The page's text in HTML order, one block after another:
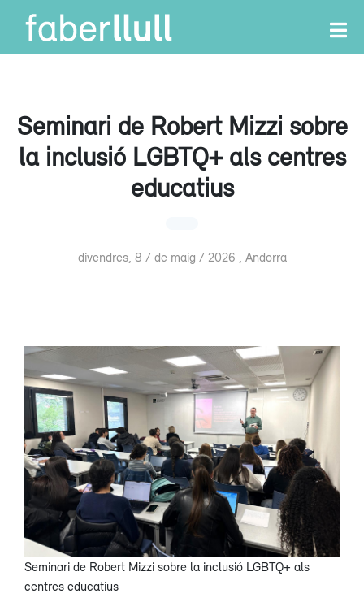
Seminari de Robert Mizzi sobre
la inclusió LGBTQ+ als centres
educatius
divendres, 8 / de maig / 2026 , Andorra
Seminari de Robert Mizzi sobre la inclusió LGBTQ+ als
centres educatius